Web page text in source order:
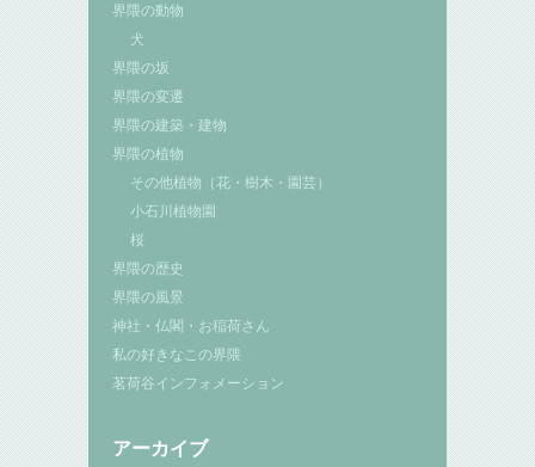
界隈の動物
犬
界隈の坂
界隈の変遷
界隈の建築・建物
界隈の植物
その他植物（花・樹木・園芸）
小石川植物園
桜
界隈の歴史
界隈の風景
神社・仏閣・お稲荷さん
私の好きなこの界隈
茗荷谷インフォメーション
アーカイブ